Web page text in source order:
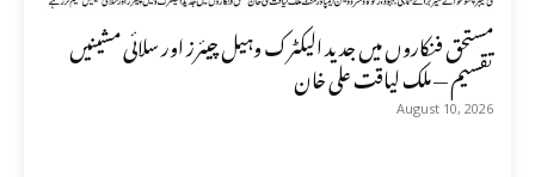
مستحق فنکاروں میں جدید الیکٹرک وہیل چیئرز اور سلائی مشینیں
تقسیم — ملک لیاقت علی خان
August 10, 2026